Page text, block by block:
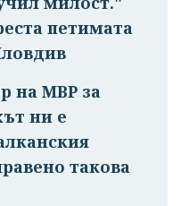
петимата
на МВР за
ни е
такова